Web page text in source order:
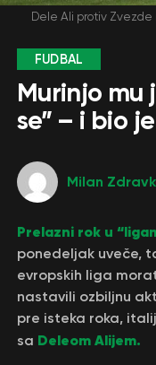
Dele Ali protiv Zvezde
FUDBAL
Murinjo mu
se” – i bio
Milan
Prelazni rok u
ponedeljak uveče,
evropskih liga
nastavili ozbiljnu
pre isteka roka,
sa Deleom Alijem.